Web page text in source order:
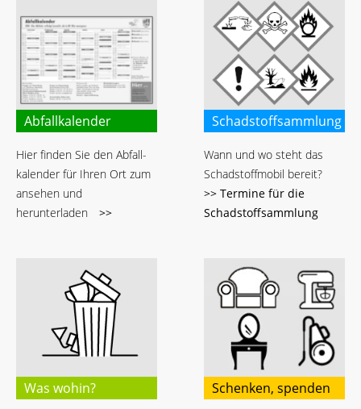
Abfallkalender
Hier finden Sie den Abfall-
kalender für Ihren Ort zum
ansehen und
herunterladen
>>
Schadstoffsammlung
Wann und wo steht das
Schadstoffmobil bereit?
>> Termine für die
Schadstoffsammlung
Was wohin? Schenken, spenden